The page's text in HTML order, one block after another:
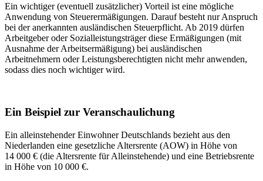
Ein wichtiger (eventuell zusätzlicher) Vorteil ist eine mögliche
Anwendung von Steuerermäßigungen. Darauf besteht nur Anspruch
bei der anerkannten ausländischen Steuerpflicht. Ab 2019 dürfen
Arbeitgeber oder Sozialleistungsträger diese Ermäßigungen (mit
Ausnahme der Arbeitsermäßigung) bei ausländischen
Arbeitnehmern oder Leistungsberechtigten nicht mehr anwenden,
sodass dies noch wichtiger wird.
Ein Beispiel zur Veranschaulichung
Ein alleinstehender Einwohner Deutschlands bezieht aus den
Niederlanden eine gesetzliche Altersrente (AOW) in Höhe von
14 000 € (die Altersrente für Alleinstehende) und eine Betriebsrente
in Höhe von 10 000 €.